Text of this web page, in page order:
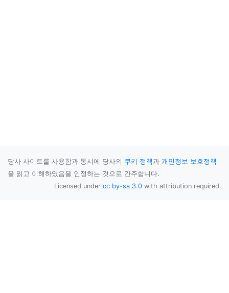
당사 사이트를 사용함과 동시에 당사의 쿠키 정책과 개인정보 보호정책
을 읽고 이해하였음을 인정하는 것으로 간주합니다.
Licensed under cc by-sa 3.0 with attribution required.